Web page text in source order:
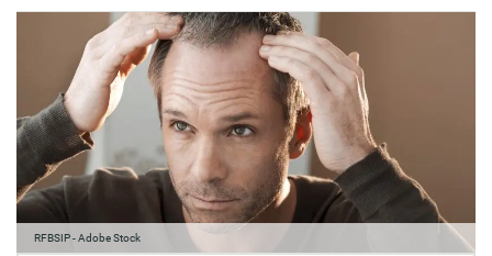
RFBSIP - Adobe Stock